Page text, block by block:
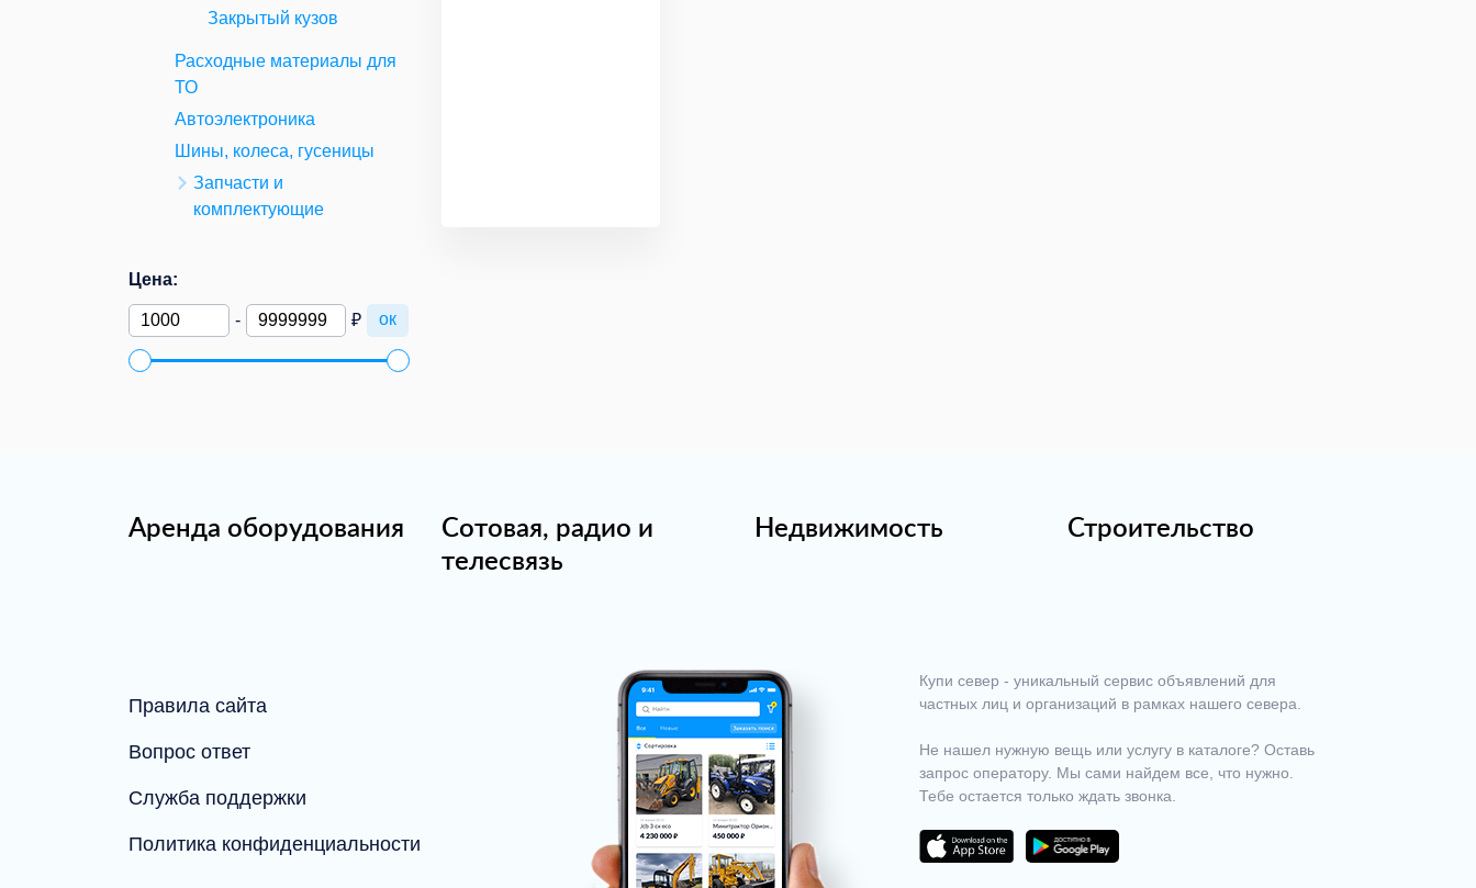
Закрытый кузов
Расходные материалы для
ТО
Автоэлектроника
Шины, колеса, гусеницы
Запчасти и
комплектующие
Цена:
- ₽ ок
Аренда оборудования
Сотовая, радио и
телесвязь
Недвижимость Строительство
Правила сайта
Вопрос ответ
Служба поддержки
Политика конфиденциальности
Купи север - уникальный сервис объявлений для
частных лиц и организаций в рамках нашего севера.
Не нашел нужную вещь или услугу в каталоге? Оставь
запрос оператору. Мы сами найдем все, что нужно.
Тебе остается только ждать звонка.